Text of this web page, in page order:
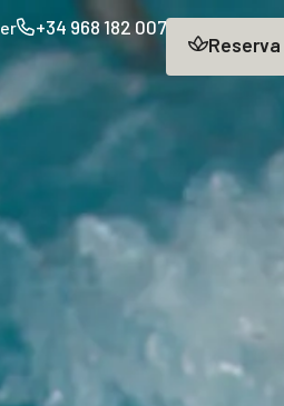
+34 968 182 007
Reserva